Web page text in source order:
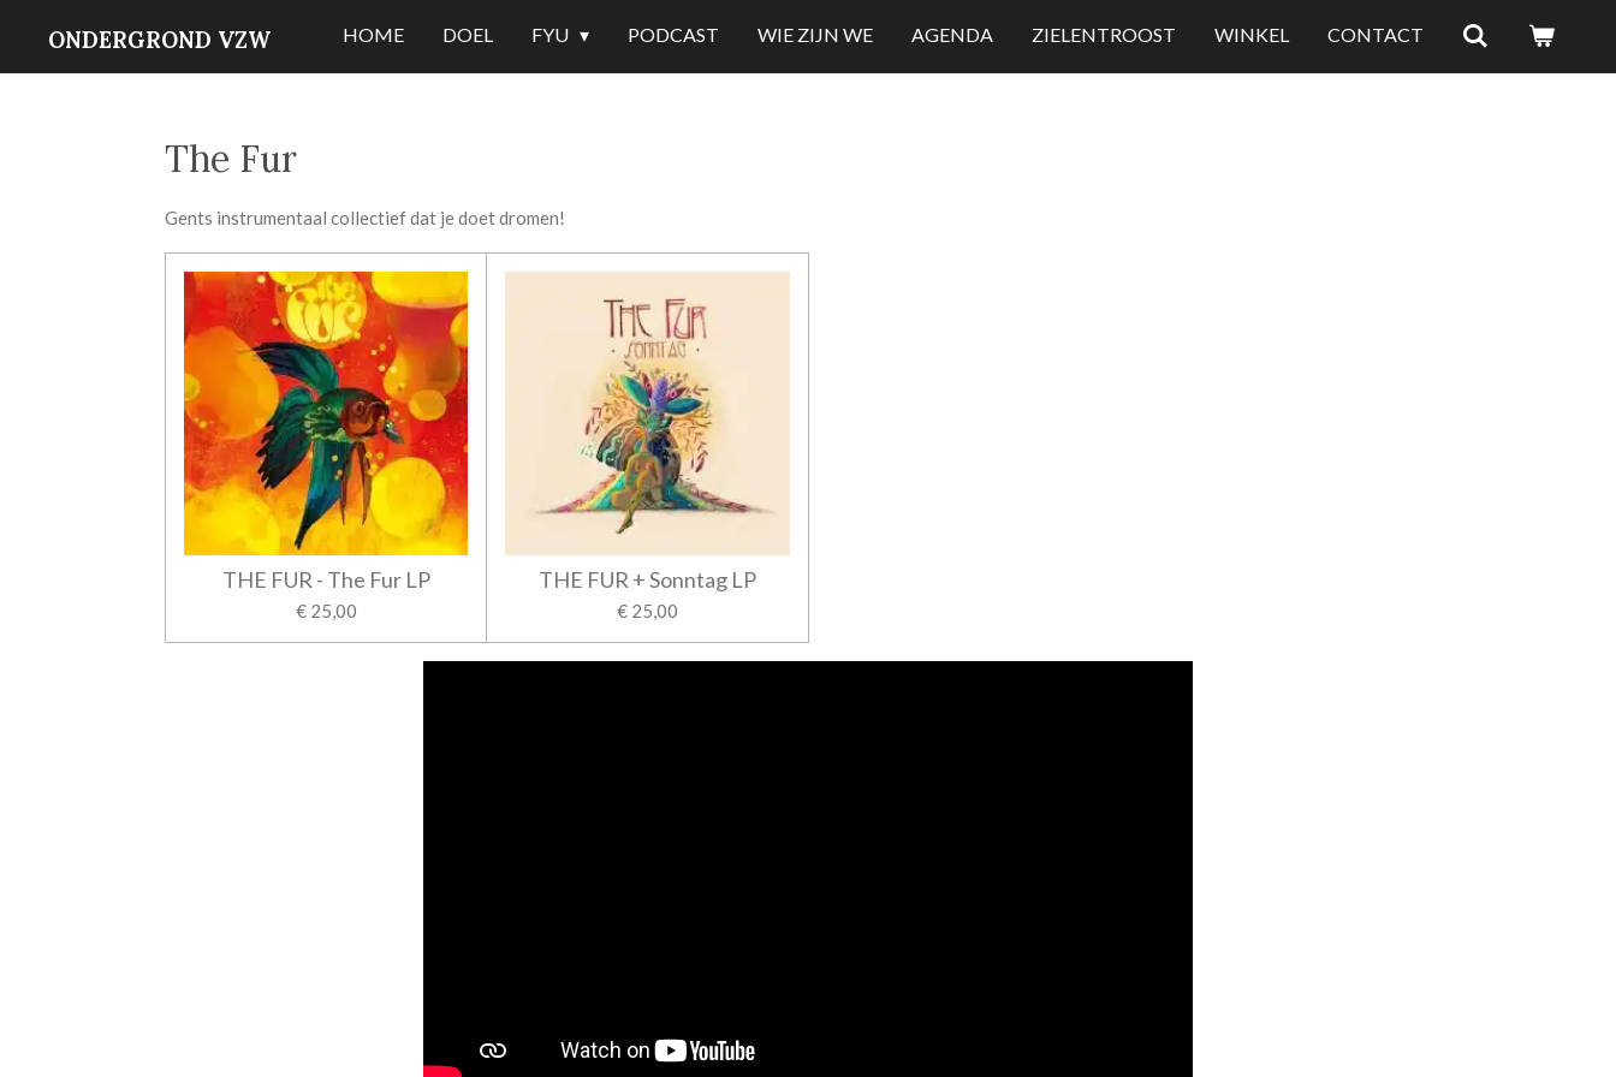
ONDERGROND VZW HOME DOEL FYU PODCAST WIE ZIJN WE AGENDA ZIELENTROOST WINKEL CONTACT
The Fur
Gents instrumentaal collectief dat je doet dromen!
THE FUR - The Fur LP
€ 25,00
THE FUR + Sonntag LP
€ 25,00